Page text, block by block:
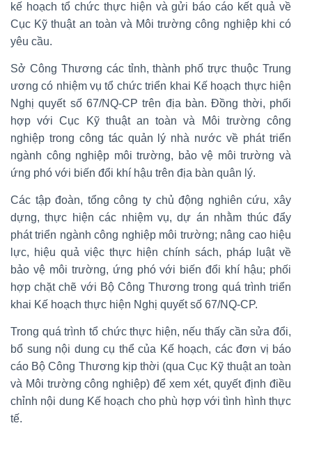
kế hoạch tổ chức thực hiện và gửi báo cáo kết quả về
Cục Kỹ thuật an toàn và Môi trường công nghiệp khi có
yêu cầu.
Sở Công Thương các tỉnh, thành phố trực thuộc Trung
ương có nhiệm vụ tổ chức triển khai Kế hoạch thực hiện
Nghị quyết số 67/NQ-CP trên địa bàn. Đồng thời, phối
hợp với Cục Kỹ thuật an toàn và Môi trường công
nghiệp trong công tác quản lý nhà nước về phát triển
ngành công nghiệp môi trường, bảo vệ môi trường và
ứng phó với biến đổi khí hậu trên địa bàn quân lý.
Các tập đoàn, tổng công ty chủ động nghiên cứu, xây
dựng, thực hiện các nhiệm vụ, dự án nhằm thúc đẩy
phát triển ngành công nghiệp môi trường; nâng cao hiệu
lực, hiệu quả việc thực hiện chính sách, pháp luật về
bảo vệ môi trường, ứng phó với biến đổi khí hậu; phối
hợp chặt chẽ với Bộ Công Thương trong quá trình triển
khai Kế hoạch thực hiện Nghị quyết số 67/NQ-CP.
Trong quá trình tổ chức thực hiện, nếu thấy cần sửa đổi,
bổ sung nội dung cụ thể của Kế hoạch, các đơn vị báo
cáo Bộ Công Thương kịp thời (qua Cục Kỹ thuật an toàn
và Môi trường công nghiệp) để xem xét, quyết định điều
chỉnh nội dung Kế hoạch cho phù hợp với tình hình thực
tế.